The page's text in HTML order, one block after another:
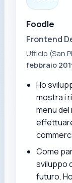
Foodle
Frontend
Ufficio (San
febbraio
Ho
mostra i
menu
Come
sviluppo
futuro.